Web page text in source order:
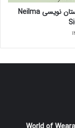
فراخوان داستان نویسی Neilma